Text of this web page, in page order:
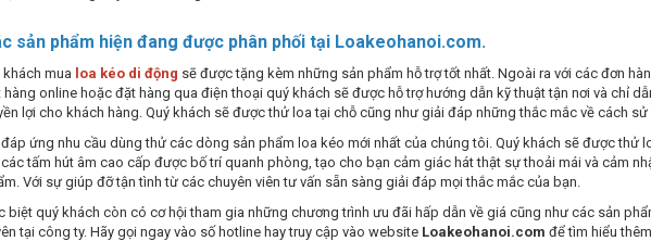
sản phẩm hiện đang được phân phối tại Loakeohanoi.com.
khách mua loa kéo di động sẽ được tặng kèm những sản phẩm hỗ trợ tốt nhất. Ngoài ra với các đơn
hàng online hoặc đặt hàng qua điện thoại quý khách sẽ được hỗ trợ hướng dẫn kỹ thuật tận nơi và chỉ
lợi cho khách hàng. Quý khách sẽ được thử loa tại chỗ cũng như giải đáp những thắc mắc về cách sử
ứng nhu cầu dùng thử các dòng sản phẩm loa kéo mới nhất của chúng tôi. Quý khách sẽ được thử
tấm hút âm cao cấp được bố trí quanh phòng, tạo cho bạn cảm giác hát thật sự thoải mái và cảm
Với sự giúp đỡ tận tình từ các chuyên viên tư vấn sẵn sàng giải đáp mọi thắc mắc của bạn.
biệt quý khách còn có cơ hội tham gia những chương trình ưu đãi hấp dẫn về giá cũng như các sản
tại công ty. Hãy gọi ngay vào số hotline hay truy cập vào website Loakeohanoi.com để tìm hiểu